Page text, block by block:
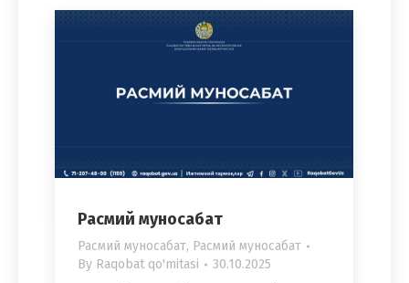
Расмий муносабат
Расмий муносабат, Расмий муносабат
By Raqobat qo'mitasi 30.10.2025